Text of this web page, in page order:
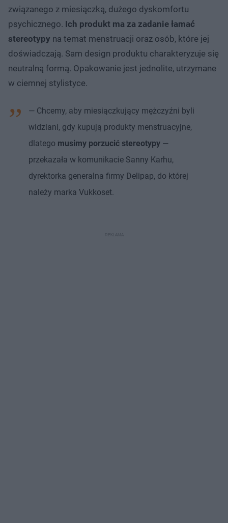
związanego z miesiączką, dużego dyskomfortu
psychicznego. Ich produkt ma za zadanie łamać
stereotypy na temat menstruacji oraz osób, które jej
doświadczają. Sam design produktu charakteryzuje się
neutralną formą. Opakowanie jest jednolite, utrzymane
w ciemnej stylistyce.
— Chcemy, aby miesiączkujący mężczyźni byli
widziani, gdy kupują produkty menstruacyjne,
dlatego musimy porzucić stereotypy —
przekazała w komunikacie Sanny Karhu,
dyrektorka generalna firmy Delipap, do której
należy marka Vukkoset.